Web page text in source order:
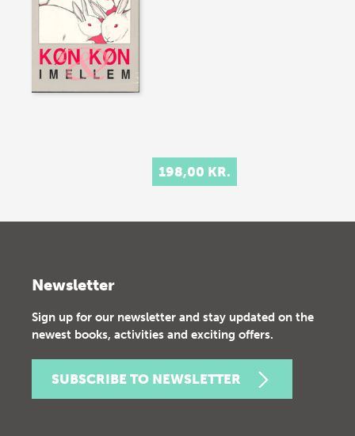
198,00 KR.
Newsletter
Sign up for our newsletter and stay updated on the
newest books, activities and exciting offers.
SUBSCRIBE TO NEWSLETTER